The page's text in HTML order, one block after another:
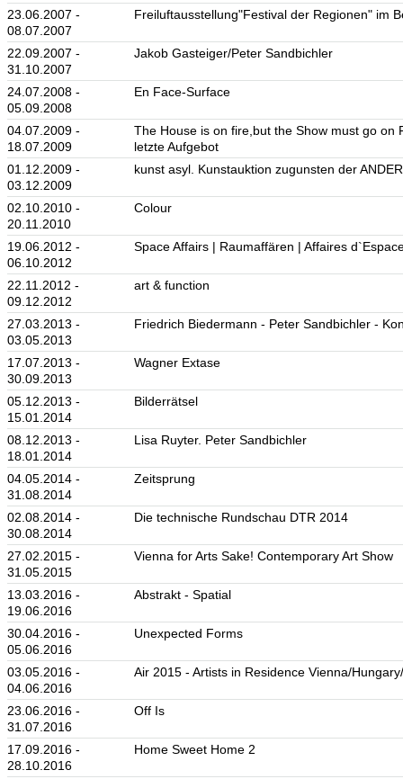
23.06.2007 -
08.07.2007
Freiluftausstellung"Festival der Regionen" im
22.09.2007 -
31.10.2007
Jakob Gasteiger/Peter Sandbichler
24.07.2008 -
05.09.2008
En Face-Surface
04.07.2009 -
18.07.2009
The House is on fire,but the Show must go on
letzte Aufgebot
01.12.2009 -
03.12.2009
kunst asyl. Kunstauktion zugunsten der
02.10.2010 -
20.11.2010
Colour
19.06.2012 -
06.10.2012
Space Affairs | Raumaffären | Affaires
22.11.2012 -
09.12.2012
art & function
27.03.2013 -
03.05.2013
Friedrich Biedermann - Peter Sandbichler -
17.07.2013 -
30.09.2013
Wagner Extase
05.12.2013 -
15.01.2014
Bilderrätsel
08.12.2013 -
18.01.2014
Lisa Ruyter. Peter Sandbichler
04.05.2014 -
31.08.2014
Zeitsprung
02.08.2014 -
30.08.2014
Die technische Rundschau DTR 2014
27.02.2015 -
31.05.2015
Vienna for Arts Sake! Contemporary Art Show
13.03.2016 -
19.06.2016
Abstrakt - Spatial
30.04.2016 -
05.06.2016
Unexpected Forms
03.05.2016 -
04.06.2016
Air 2015 - Artists in Residence Vienna/
23.06.2016 -
31.07.2016
Off Is
17.09.2016 -
28.10.2016
Home Sweet Home 2